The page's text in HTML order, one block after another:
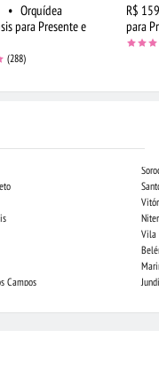
• Orquídea
para Presente e
(288)
R$
para
Campos
Vila